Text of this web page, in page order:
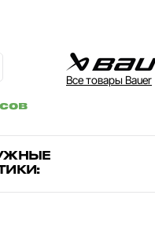
Все товары Bauer